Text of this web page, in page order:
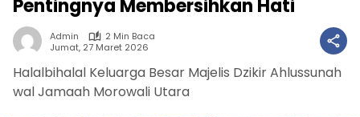
Pentingnya Membersihkan Hati
Admin
2 Min Baca
Jumat, 27 Maret 2026
Halalbihalal Keluarga Besar Majelis Dzikir Ahlussunah
wal Jamaah Morowali Utara